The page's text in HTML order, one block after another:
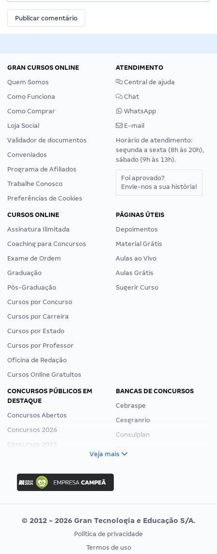
GRAN CURSOS ONLINE
Quem Somos
Como Funciona
Como Comprar
Loja Social
Validador de documentos
Conveniados
Programa de Afiliados
Trabalhe Conosco
Preferências de Cookies
ATENDIMENTO
Central de ajuda
Chat
WhatsApp
E-mail
Horário de atendimento:
segunda a sexta (8h às 20h),
sábado (9h às 13h).
Foi aprovado?
Envie-nos a sua história!
CURSOS ONLINE
Assinatura Ilimitada
Coaching para Concursos
Exame de Ordem
Graduação
Pós-Graduação
Cursos por Concurso
Cursos por Carreira
Cursos por Estado
Cursos por Professor
Oficina de Redação
Cursos Online Gratuitos
PÁGINAS ÚTEIS
Depoimentos
Material Grátis
Aulas ao Vivo
Aulas Grátis
Sugerir Curso
CONCURSOS PÚBLICOS EM
DESTAQUE
Concursos Abertos
Concursos 2026
Concursos 2025
Concurso Ibama
Concurso MPU
Editais publicados
BANCAS DE CONCURSOS
Cebraspe
Cesgranrio
Consulplan
Vunesp
CONCURSOS POR PROFISSÃO
EXAME DE ORDEM
Veja mais
© 2012 - 2026 Gran Tecnologia e Educação S/A.
Política de privacidade
Termos de uso